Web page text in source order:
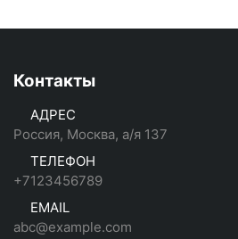
Контакты
АДРЕС
Россия, Москва, а/я 137
ТЕЛЕФОН
+7123456789
EMAIL
abc@example.com